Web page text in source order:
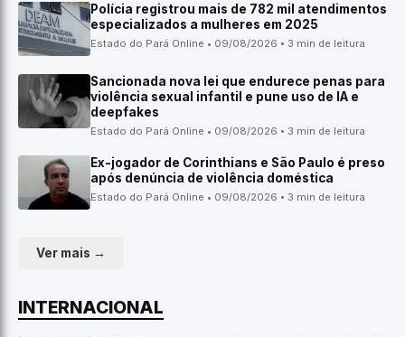
Polícia registrou mais de 782 mil atendimentos
especializados a mulheres em 2025
Estado do Pará Online • 09/08/2026 • 3 min de leitura
Sancionada nova lei que endurece penas para
violência sexual infantil e pune uso de IA e
deepfakes
Estado do Pará Online • 09/08/2026 • 3 min de leitura
Ex-jogador de Corinthians e São Paulo é preso
após denúncia de violência doméstica
Estado do Pará Online • 09/08/2026 • 3 min de leitura
Ver mais →
INTERNACIONAL